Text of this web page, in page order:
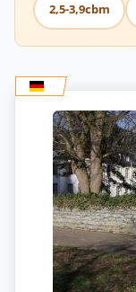
2,5-3,9cbm